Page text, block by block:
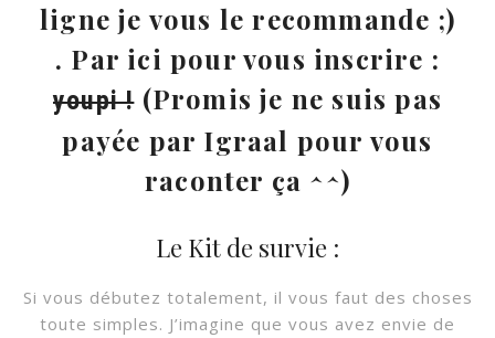
ligne je vous le recommande ;)
. Par ici pour vous inscrire :
youpi !(Promis je ne suis pas
payée par Igraal pour vous
raconter ça ^^)
Le Kit de survie :
Si vous débutez totalement, il vous faut des choses
toute simples. J’imagine que vous avez envie de